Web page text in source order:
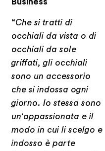
“Che si tratti di
occhiali da vista o di
occhiali da sole
griffati, gli occhiali
sono un accessorio
che si indossa ogni
giorno. Io stessa sono
un‘appassionata e il
modo in cui li scelgo e
indosso è parte